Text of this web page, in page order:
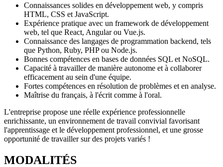
Connaissances solides en développement web, y compris
HTML, CSS et JavaScript.
Expérience pratique avec un framework de développement
web, tel que React, Angular ou Vue.js.
Connaissance des langages de programmation backend, tels
que Python, Ruby, PHP ou Node.js.
Bonnes compétences en bases de données SQL et NoSQL.
Capacité à travailler de manière autonome et à collaborer
efficacement au sein d'une équipe.
Fortes compétences en résolution de problèmes et en analyse.
Maîtrise du français, à l'écrit comme à l'oral.
L'entreprise propose une réelle expérience professionnelle
enrichissante, un environnement de travail convivial favorisant
l'apprentissage et le développement professionnel, et une grosse
opportunité de travailler sur des projets variés !
MODALITÉS